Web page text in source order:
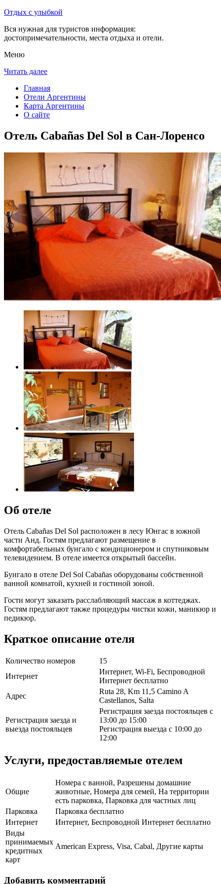
Отдых с улыбкой
Вся нужная для туристов информация:
достопримечательности, места отдыха и отели.
Меню
Читать далее
Главная
Отели Аргентины
Карта Аргентины
О сайте
Отель Cabañas Del Sol в Сан-Лоренсо
Об отеле
Отель Cabañas Del Sol расположен в лесу Юнгас в южной
части Анд. Гостям предлагают размещение в
комфортабельных бунгало с кондиционером и спутниковым
телевидением. В отеле имеется открытый бассейн.
Бунгало в отеле Del Sol Cabañas оборудованы собственной
ванной комнатой, кухней и гостиной зоной.
Гости могут заказать расслабляющий массаж в коттеджах.
Гостям предлагают также процедуры чистки кожи, маникюр и
педикюр.
Краткое описание отеля
Количество номеров
15
Интернет
Интернет, Wi-Fi, Беспроводной
Интернет бесплатно
Адрес
Ruta 28, Km 11,5 Camino A
Castellanos, Salta
Регистрация заезда и
выезда постояльцев
Регистрация заезда постояльцев с
13:00 до 15:00
Регистрация выезда с 10:00 до
12:00
Услуги, предоставляемые отелем
Общие
Номера с ванной, Разрешены домашние
животные, Номера для семей, На территории
есть парковка, Парковка для частных лиц
Парковка
Парковка бесплатно
Интернет
Интернет, Беспроводной Интернет бесплатно
Виды
принимаемых
кредитных
карт
American Express, Visa, Cabal, Другие карты
Добавить комментарий